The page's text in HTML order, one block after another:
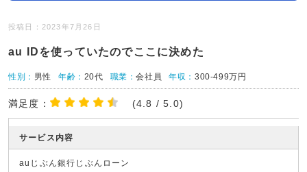
投稿日：2023年7月26日
au IDを使っていたのでここに決めた
性別： 男性 年齢： 20代 職業：会社員 年収：300-499万円
満足度： (4.8 / 5.0)
サービス内容
auじぶん銀行じぶんローン